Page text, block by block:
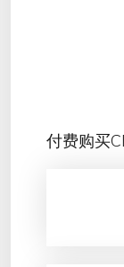
付费购买